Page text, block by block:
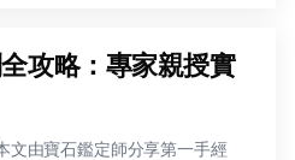
攻略：專家親授實
文由寶石鑑定師分享第一手經